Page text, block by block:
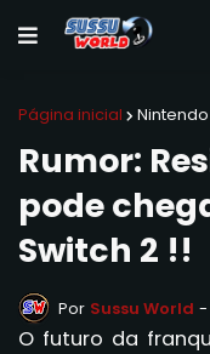
Página inicial
Rumor:
pode
Switch 2 !!
Por Sussu World -
O futuro da